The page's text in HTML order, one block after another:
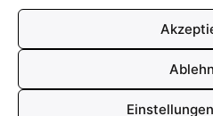
AGB
© 2026 Malvorlagen24.de - Alle